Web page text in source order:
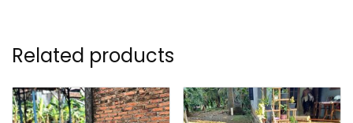
Related products